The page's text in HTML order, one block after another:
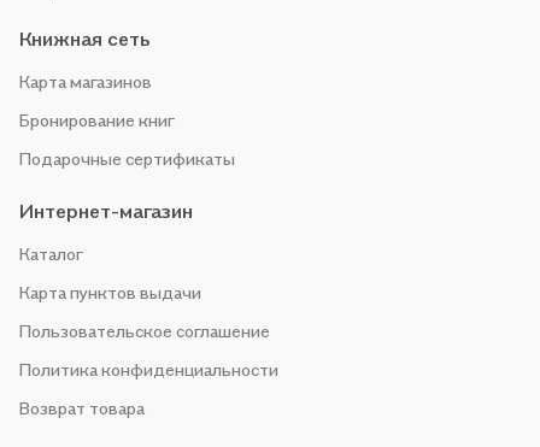
Книжная сеть
Карта магазинов
Бронирование книг
Подарочные сертификаты
Интернет-магазин
Каталог
Карта пунктов выдачи
Пользовательское соглашение
Политика конфиденциальности
Возврат товара